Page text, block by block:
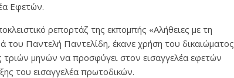
Εφετών.
ρεπορτάζ της εκπομπής «Αλήθειες με τη
του Παντελή Παντελίδη, έκανε χρήση του δικαιώματος
τριών μηνών να προσφύγει στον εισαγγελέα εφετών
του εισαγγελέα πρωτοδικών.